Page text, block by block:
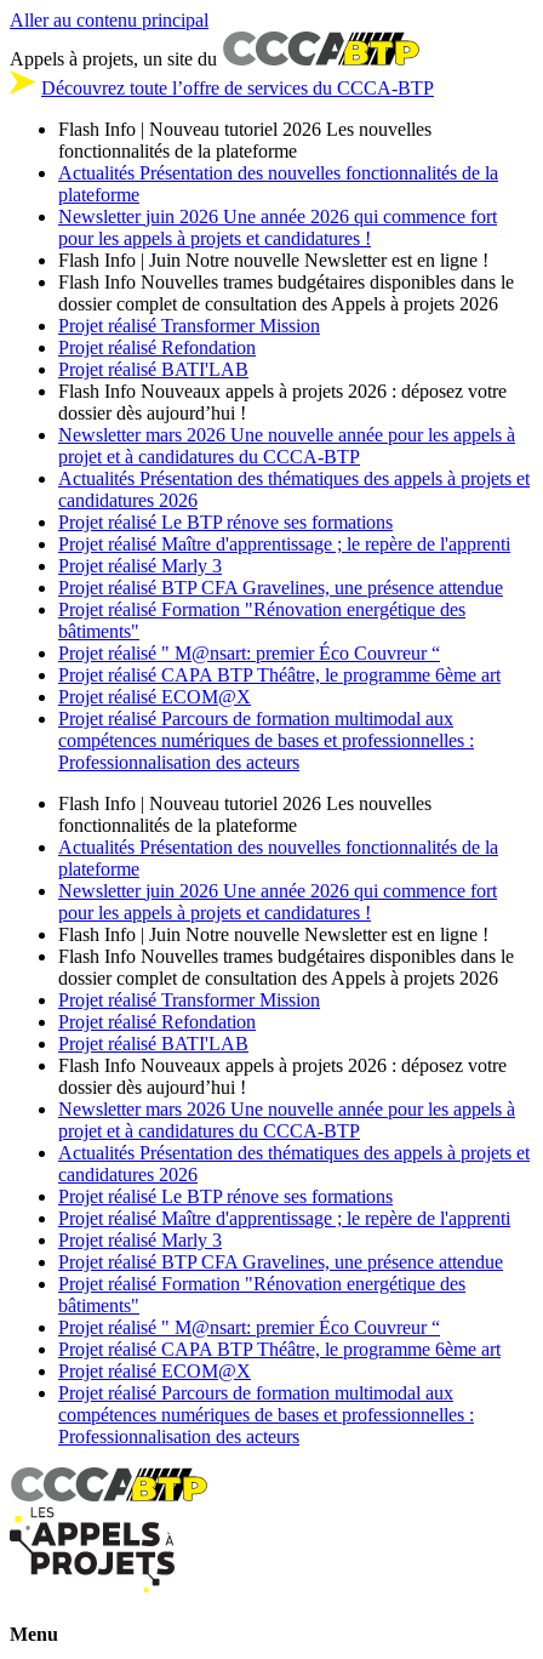
Aller au contenu principal
Appels à projets, un site du
Découvrez toute l’offre de services du CCCA-BTP
Flash Info | Nouveau tutoriel 2026 Les nouvelles
fonctionnalités de la plateforme
Actualités Présentation des nouvelles fonctionnalités de la
plateforme
Newsletter juin 2026 Une année 2026 qui commence fort
pour les appels à projets et candidatures !
Flash Info | Juin Notre nouvelle Newsletter est en ligne !
Flash Info Nouvelles trames budgétaires disponibles dans le
dossier complet de consultation des Appels à projets 2026
Projet réalisé Transformer Mission
Projet réalisé Refondation
Projet réalisé BATI'LAB
Flash Info Nouveaux appels à projets 2026 : déposez votre
dossier dès aujourd’hui !
Newsletter mars 2026 Une nouvelle année pour les appels à
projet et à candidatures du CCCA-BTP
Actualités Présentation des thématiques des appels à projets et
candidatures 2026
Projet réalisé Le BTP rénove ses formations
Projet réalisé Maître d'apprentissage ; le repère de l'apprenti
Projet réalisé Marly 3
Projet réalisé BTP CFA Gravelines, une présence attendue
Projet réalisé Formation "Rénovation energétique des
bâtiments"
Projet réalisé " M@nsart: premier Éco Couvreur “
Projet réalisé CAPA BTP Théâtre, le programme 6ème art
Projet réalisé ECOM@X
Projet réalisé Parcours de formation multimodal aux
compétences numériques de bases et professionnelles :
Professionnalisation des acteurs
Flash Info | Nouveau tutoriel 2026 Les nouvelles
fonctionnalités de la plateforme
Actualités Présentation des nouvelles fonctionnalités de la
plateforme
Newsletter juin 2026 Une année 2026 qui commence fort
pour les appels à projets et candidatures !
Flash Info | Juin Notre nouvelle Newsletter est en ligne !
Flash Info Nouvelles trames budgétaires disponibles dans le
dossier complet de consultation des Appels à projets 2026
Projet réalisé Transformer Mission
Projet réalisé Refondation
Projet réalisé BATI'LAB
Flash Info Nouveaux appels à projets 2026 : déposez votre
dossier dès aujourd’hui !
Newsletter mars 2026 Une nouvelle année pour les appels à
projet et à candidatures du CCCA-BTP
Actualités Présentation des thématiques des appels à projets et
candidatures 2026
Projet réalisé Le BTP rénove ses formations
Projet réalisé Maître d'apprentissage ; le repère de l'apprenti
Projet réalisé Marly 3
Projet réalisé BTP CFA Gravelines, une présence attendue
Projet réalisé Formation "Rénovation energétique des
bâtiments"
Projet réalisé " M@nsart: premier Éco Couvreur “
Projet réalisé CAPA BTP Théâtre, le programme 6ème art
Projet réalisé ECOM@X
Projet réalisé Parcours de formation multimodal aux
compétences numériques de bases et professionnelles :
Professionnalisation des acteurs
Menu